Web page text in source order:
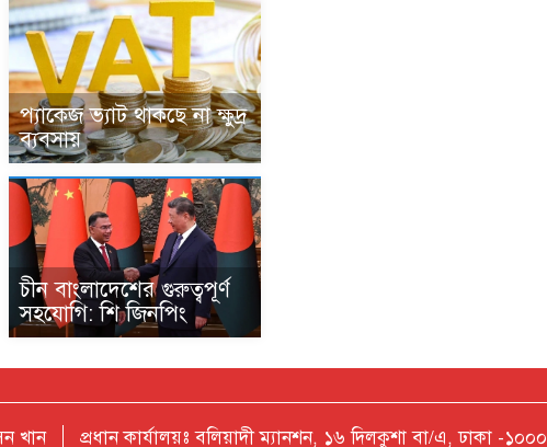
প্যাকেজ ভ্যাট থাকছে না ক্ষুদ্র
ব্যবসায়
চীন বাংলাদেশের গুরুত্বপূর্ণ
সহযোগি: শি জিনপিং
খান প্রধান কার্যালয়ঃ বলিয়াদী ম্যানশন, ১৬ দিলকুশা বা/এ, ঢাকা -১০০০